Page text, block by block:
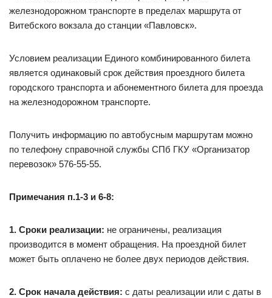
железнодорожном транспорте в пределах маршрута от
Витебского вокзала до станции «Павловск».
Условием реализации Единого комбинированного билета
является одинаковый срок действия проездного билета
городского транспорта и абонементного билета для проезда
на железнодорожном транспорте.
Получить информацию по автобусным маршрутам можно
по телефону справочной службы СПб ГКУ «Организатор
перевозок» 576-55-55.
Примечания п.1-3 и 6-8:
1. Сроки реализации: не ограничены, реализация
производится в момент обращения. На проездной билет
может быть оплачено не более двух периодов действия.
2. Срок начала действия: с даты реализации или с даты в